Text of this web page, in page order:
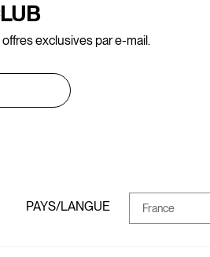
exclusives par e-mail.
PAYS/LANGUE France